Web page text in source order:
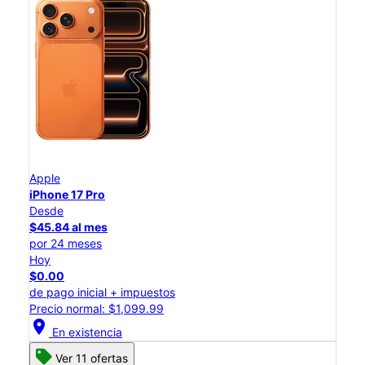
Apple
iPhone 17 Pro
Desde
$45.84 al mes
por 24 meses
Hoy
$0.00
de pago inicial + impuestos
Precio normal: $1,099.99
location_on En existencia
Ver 11 ofertas